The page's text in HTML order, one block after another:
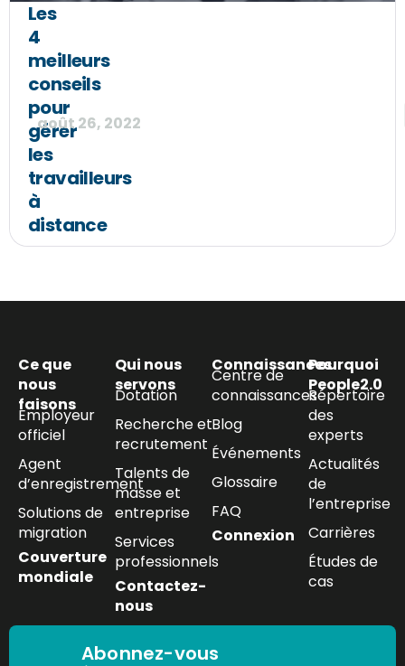
Les
4
meilleurs
conseils
pour
gérer
les
travailleurs
à
distance
août 26, 2022
Ce que
nous
faisons
Employeur
officiel
Agent
d’enregistrement
Solutions de
migration
Couverture
mondiale
Qui nous
servons
Dotation
Recherche et
recrutement
Talents de
masse et
entreprise
Services
professionnels
Contactez-
nous
Connaissances
Centre de
connaissances
Blog
Événements
Glossaire
FAQ
Connexion
Pourquoi
People2.0
Répertoire
des
experts
Actualités
de
l’entreprise
Carrières
Études de
cas
Abonnez-vous